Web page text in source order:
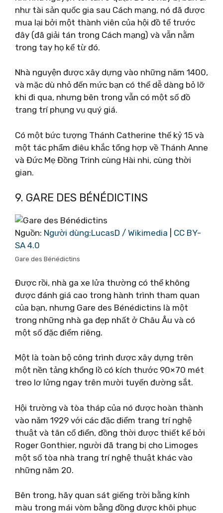
như tài sản quốc gia sau Cách mạng, nó đã được
mua lại bởi một thành viên của hội đồ tể trước
đây (đã giải tán trong Cách mạng) và vẫn nằm
trong tay họ kể từ đó.
Nhà nguyện được xây dựng vào những năm 1400,
và mặc dù nhỏ đến mức bạn có thể dễ dàng bỏ lỡ
khi đi qua, nhưng bên trong vẫn có một số đồ
trang trí phụng vụ quý giá.
Có một bức tượng Thánh Catherine thế kỷ 15 và
một tác phẩm điêu khắc tổng hợp về Thánh Anne
và Đức Mẹ Đồng Trinh cùng Hài nhi, cùng thời
gian.
9. GARE DES BÉNÉDICTINS
Nguồn: Người dùng:LucasD / Wikimedia
CC BY-
SA 4.0
Gare des Bénédictins
Được rồi, nhà ga xe lửa thường có thể không
được đánh giá cao trong hành trình tham quan
của bạn, nhưng Gare des Bénédictins là một
trong những nhà ga đẹp nhất ở Châu Âu và có
một số đặc điểm riêng.
Một là toàn bộ công trình được xây dựng trên
một nền tảng khổng lồ có kích thước 90×70 mét
treo lơ lửng ngay trên mười tuyến đường sắt.
Hội trường và tòa tháp của nó được hoàn thành
vào năm 1929 với các đặc điểm trang trí nghệ
thuật và tân cổ điển, đồng thời được thiết kế bởi
Roger Gonthier, người đã trang bị cho Limoges
một số tòa nhà trang trí nghệ thuật khác vào
những năm 20.
Bên trong, hãy quan sát giếng trời bằng kính
màu trong mái vòm bằng đồng được khôi phục